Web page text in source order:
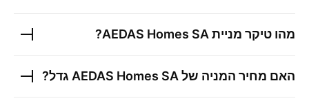
מהו טיקר מניית AEDAS Homes SA
?
האם מחיר המניה של AEDAS Homes SA גדל?